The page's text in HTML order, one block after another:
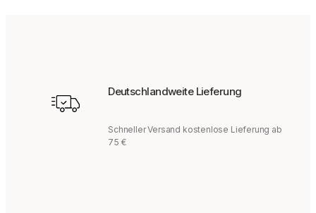
Deutschlandweite Lieferung
Schneller Versand kostenlose Lieferung ab
75 €